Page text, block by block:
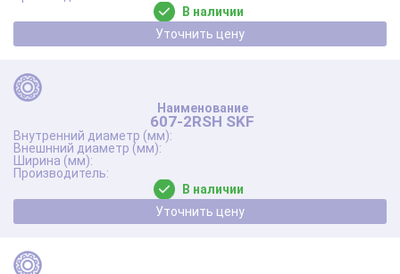
В наличии
Уточнить цену
607-2RSH SKF
В наличии
Уточнить цену